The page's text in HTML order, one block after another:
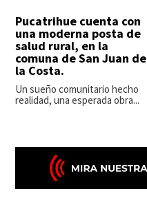
Pucatrihue cuenta con
una moderna posta de
salud rural, en la
comuna de San Juan de
la Costa.
Un sueño comunitario hecho
realidad, una esperada obra...